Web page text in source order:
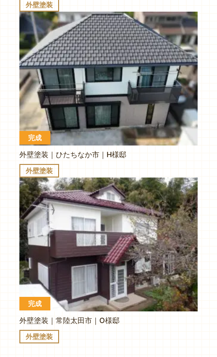
外壁塗装
完成
外壁塗装｜ひたちなか市｜H様邸
外壁塗装
完成
外壁塗装｜常陸太田市｜O様邸
外壁塗装